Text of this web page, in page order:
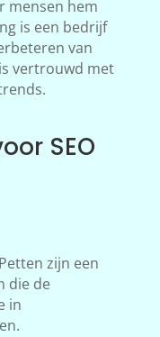
mensen hem
is een bedrijf
van
vertrouwd met
SEO
zijn een
die de
in